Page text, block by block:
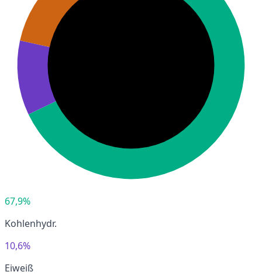
67,9%
Kohlenhydr.
10,6%
Eiweiß